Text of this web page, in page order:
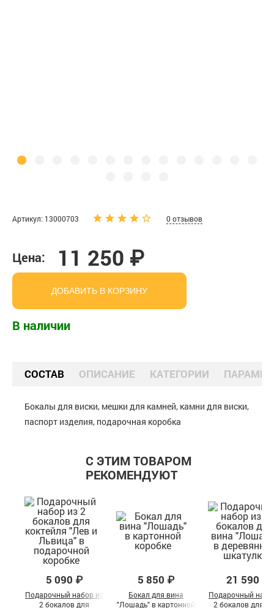
Артикул: 13000703 0 отзывов
Цена: 11 250 ₽
ДОБАВИТЬ В КОРЗИНУ
В наличии
СОСТАВ ОПИСАНИЕ КАТЕГОРИИ
Бокалы для виски, мешки для камней, камни для виски,
паспорт изделия, подарочная коробка
С ЭТИМ ТОВАРОМ
РЕКОМЕНДУЮТ
5 090 ₽
Подарочный набор из
2 бокалов для
5 850 ₽
Бокал для вина
"Лошадь" в картонной
21 590 ₽
Подарочный
2 бокалов для